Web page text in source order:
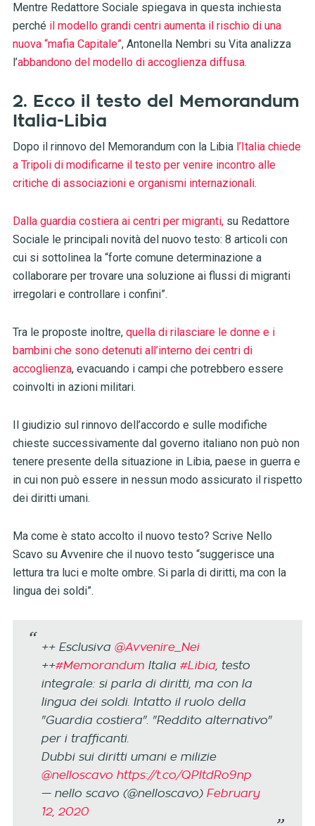
Mentre Redattore Sociale spiegava in questa inchiesta
perché il modello grandi centri aumenta il rischio di una
nuova “mafia Capitale”, Antonella Nembri su Vita analizza
l’abbandono del modello di accoglienza diffusa.
2. Ecco il testo del Memorandum
Italia-Libia
Dopo il rinnovo del Memorandum con la Libia l’Italia chiede
a Tripoli di modificarne il testo per venire incontro alle
critiche di associazioni e organismi internazionali.
Dalla guardia costiera ai centri per migranti,su Redattore
Sociale le principali novità del nuovo testo: 8 articoli con
cui si sottolinea la “forte comune determinazione a
collaborare per trovare una soluzione ai flussi di migranti
irregolari e controllare i confini”.
Tra le proposte inoltre,quella di rilasciare le donne e i
bambini che sono detenuti all’interno dei centri di
accoglienza, evacuando i campi che potrebbero essere
coinvolti in azioni militari.
Il giudizio sul rinnovo dell’accordo e sulle modifiche
chieste successivamente dal governo italiano non può non
tenere presente della situazione in Libia, paese in guerra e
in cui non può essere in nessun modo assicurato il rispetto
dei diritti umani.
Ma come è stato accolto il nuovo testo? Scrive Nello
Scavo su Avvenire che il nuovo testo “suggerisce una
lettura tra luci e molte ombre. Si parla di diritti, ma con la
lingua dei soldi”.
++ Esclusiva @Avvenire_Nei
++#MemorandumItalia #Libia, testo
integrale: si parla di diritti, ma con la
lingua dei soldi. Intatto il ruolo della
"Guardia costiera". "Reddito alternativo"
per i trafficanti.
Dubbi sui diritti umani e milizie
@nelloscavo https://t.co/QPItdRo9np
— nello scavo (@nelloscavo) February
12, 2020